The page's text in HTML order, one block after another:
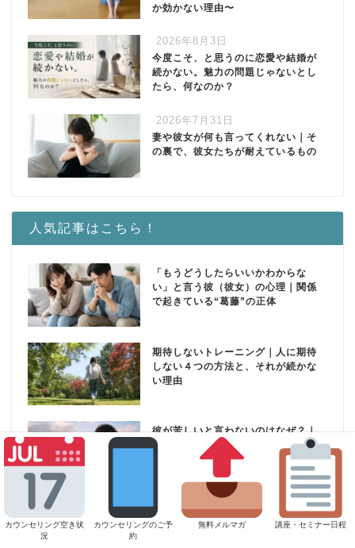
か効かない理由〜
2026年8月3日
今度こそ、と思うのに恋愛や結婚が
続かない。魅力の問題じゃないとし
たら、何なのか？
2026年7月31日
妻や彼女が何も言ってくれない｜そ
の裏で、彼女たちが耐えているもの
人気記事はこちら！
「もうどうしたらいいかわからな
い」と言う彼（彼女）の心理｜関係
で起きている“葛藤”の正体
期待しないトレーニング｜人に期待
しない４つの方法と、それが続かな
い理由
彼が苦しいと言わないのはなぜ？｜
自立男性の心の痛みと向き合い方
HOME
甘すぎない恋愛心理学
カウンセリング空き状
況
カウンセリングのご予
約
無料メルマガ 講座・セミナー日程